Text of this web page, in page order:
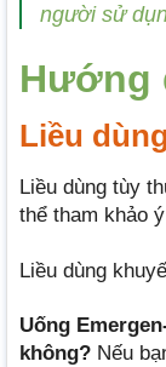
người sử
Hướng
Liều
Liều dùng tùy
thể tham khảo
Liều dùng
Uống
không? Nếu